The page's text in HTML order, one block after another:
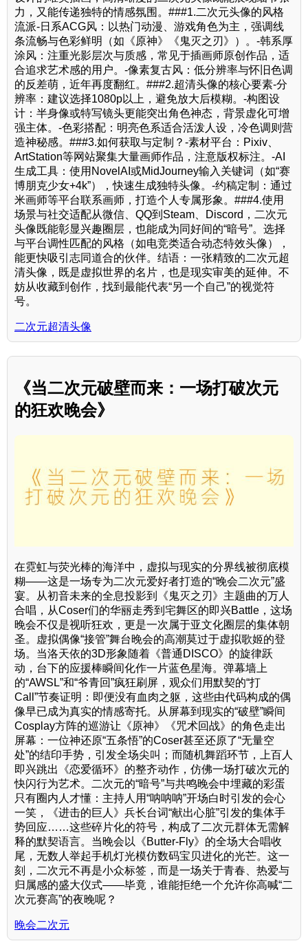
力，又能传递独特的情感氛围。###1.二次元头像的风格
流派-日系ACG风：以热门动漫、游戏角色为主，强调线
条流畅与色彩鲜明（如《原神》《鬼灭之刃》）。-韩系厚
涂风：注重光影层次与质感，常见于插画师原创作品，适
合追求艺术感的用户。-像素复古风：低分辨率与怀旧色调
的反差萌，近年再度翻红。###2.超清头像的核心要素-分
辨率：建议选择1080p以上，避免放大后模糊。-构图设
计：半身像或特写镜头更能突出角色神态，背景虚化可增
强主体。-色彩搭配：明亮色系适合活泼人设，冷色调则营
造神秘感。###3.如何获取与定制？-素材平台：Pixiv、
ArtStation等网站聚集大量画师作品，注意版权标注。-AI
生成工具：使用NovelAI或MidJourney输入关键词（如“赛
博朋克少女+4k”），快速生成独特头像。-约稿定制：通过
米画师等平台联系画师，打造个人专属形象。###4.使用
场景与社交适配从微信、QQ到Steam、Discord，二次元
头像既能彰显兴趣圈层，也能成为同好间的“暗号”。选择
与平台调性匹配的风格（如电竞类适合动态特效头像），
能更快吸引志同道合的伙伴。结语：一张精致的二次元超
清头像，既是虚拟世界的名片，也是现实审美的延伸。不
妨从收藏到创作，找到最能代表“另一个自己”的视觉符
号。
二次元超清头像
《当二次元破壁而来：一场打破次元
的狂欢晚会》
在霓虹与荧光棒的海洋中，虚拟与现实的分界线被彻底模
糊——这是一场专为二次元爱好者打造的“晚会二次元”盛
宴。从初音未来的全息投影到《鬼灭之刃》主题曲的万人
合唱，从Coser们的华丽走秀到宅舞区的即兴Battle，这场
晚会不仅是视听狂欢，更是一次属于亚文化圈层的集体朝
圣。虚拟偶像“接管”舞台晚会的高潮莫过于虚拟歌姬的登
场。当洛天依的3D形象随着《普通DISCO》的旋律跃
动，台下的应援棒瞬间化作一片蓝色星海。弹幕墙上
的“AWSL”和“爷青回”疯狂刷屏，观众们用默契的“打
Call”节奏证明：即便没有血肉之躯，这些由代码构成的偶
像早已成为真实的情感寄托。从屏幕到现实的“破壁”瞬间
Cosplay方阵的巡游让《原神》《咒术回战》的角色走出
屏幕：一位神还原“五条悟”的Coser甚至还原了“无量空
处”的结印手势，引发全场尖叫；而随机舞蹈环节，上百人
即兴跳出《恋爱循环》的整齐动作，仿佛一场打破次元的
快闪行为艺术。二次元的“暗号”与共鸣晚会中埋藏的彩蛋
只有圈内人才懂：主持人用“呐呐呐”开场白时引发的会心
一笑，《进击的巨人》兵长台词“献出心脏”引发的集体手
势回应……这些碎片化的符号，构成了二次元群体无需解
释的默契语言。当晚会以《Butter-Fly》的全场大合唱收
尾，无数人举起手机灯光模仿数码宝贝进化的光芒。这一
刻，二次元不再是小众标签，而是一场关于青春、热爱与
归属感的盛大仪式——毕竟，谁能拒绝一个允许你高喊“二
次元赛高”的夜晚呢？
晚会二次元